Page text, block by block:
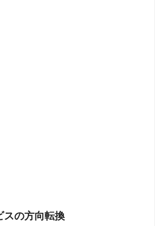
スの方向転換